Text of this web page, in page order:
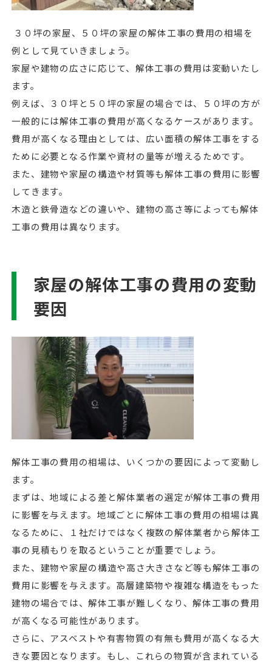
３０坪の家屋、５０坪の家屋の解体工事の費用の相場を
例として見ていきましょう。
家屋や建物の広さに応じて、解体工事の費用は変動いたし
ます。
例えば、３０坪と５０坪の家屋の場合では、５０坪の方が
一般的には解体工事の費用が高くなるケースがあります。
費用が高くなる理由としては、広い面積の解体工事をする
ために必要となる作業や資材の量等が増えるためです。
また、建物や家屋の構造や材質等も解体工事の費用に影響
してきます。
木造と鉄骨造などの違いや、建物の高さ等によっても解体
工事の費用は異なります。
家屋の解体工事の費用の変動
要因
解体工事の費用の相場は、いくつかの要因によって変動し
ます。
まずは、地域による差と解体業者の選定が解体工事の費用
に影響を与えます。地域ごとに解体工事の費用の相場は異
なるために、１社だけではなく複数の解体業者から解体工
事の見積もりを取るということが重要でしょう。
また、建物や家屋の構造や高さ大きさなど等も解体工事の
費用に影響を与えます。高層建築物や複雑な構造をもった
建物の場合では、解体工事が難しくなり、解体工事の費用
が高くなる可能性があります。
さらに、アスベストや有害物質の有無も費用が高くなる大
きな要因となります。もし、これらの物質が含まれている